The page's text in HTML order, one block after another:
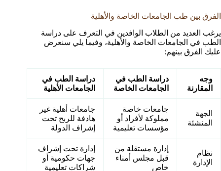
الفرق بين طب الجامعات الخاصة والأهلية
يرغب العديد من الطلاب الوافدين في التعرف على دراسة
الطب في الجامعات الخاصة والأهلية، وفيما يلي سنعرض
عليك الفرق بينهم:
وجه
المقارنة
دراسة الطب في
الجامعات الخاصة
دراسة الطب في
الجامعات الأهلية
الجهة
المنشئة
جامعات خاصة
مملوكة لأفراد أو
مؤسسات تعليمية
جامعات أهلية غير
هادفة للربح تحت
إشراف الدولة
نظام
الإدارة
إدارة مستقلة من
قبل مجلس أمناء
خاص
إدارة تحت إشراف
جهات حكومية أو
شراكات تعليمية